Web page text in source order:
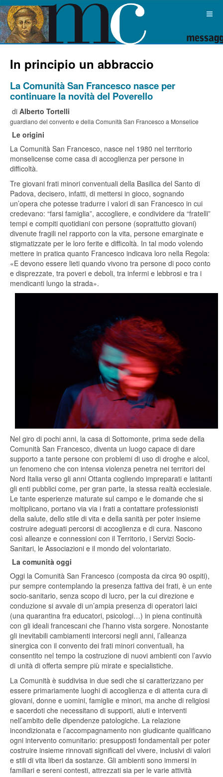
In principio un abbraccio
La Comunità San Francesco nasce per
continuare la novità del Poverello
di Alberto Tortelli
guardiano del convento e della Comunità San Francesco a Monselice
Le origini
La Comunità San Francesco, nasce nel 1980 nel territorio
monselicense come casa di accoglienza per persone in
difficoltà.
Tre giovani frati minori conventuali della Basilica del Santo di
Padova, decisero, infatti, di mettersi in gioco, sognando
un’opera che potesse tradurre i valori di san Francesco in cui
credevano: “farsi famiglia”, accogliere, e condividere da “fratelli”
tempi e compiti quotidiani con persone (soprattutto giovani)
divenute fragili nel rapporto con la vita, persone emarginate e
stigmatizzate per le loro ferite e difficoltà. In tal modo volendo
mettere in pratica quanto Francesco indicava loro nella Regola:
«E devono essere lieti quando vivono tra persone di poco conto
e disprezzate, tra poveri e deboli, tra infermi e lebbrosi e tra i
mendicanti lungo la strada».
Nel giro di pochi anni, la casa di Sottomonte, prima sede della
Comunità San Francesco, diventa un luogo capace di dare
supporto a tante persone con problemi di uso di droghe e alcol,
un fenomeno che con intensa violenza penetra nei territori del
Nord Italia verso gli anni Ottanta cogliendo impreparati e latitanti
gli enti pubblici come, per gran parte, la stessa realtà ecclesiale.
Le tante esperienze maturate sul campo e le domande che si
moltiplicano, portano via via i frati a contattare professionisti
della salute, dello stile di vita e della sanità per poter insieme
costruire adeguati percorsi di accoglienza e di cura. Nascono
così alleanze e connessioni con il Territorio, i Servizi Socio-
Sanitari, le Associazioni e il mondo del volontariato.
La comunità oggi
Oggi la Comunità San Francesco (composta da circa 90 ospiti),
pur sempre contemplando la presenza fattiva dei frati, è un ente
socio-sanitario, senza scopo di lucro, per la cui direzione e
conduzione si avvale di un’ampia presenza di operatori laici
(una quarantina fra educatori, psicologi…) in piena continuità
con gli ideali francescani che l’hanno vista sorgere. Nonostante
gli inevitabili cambiamenti intercorsi negli anni, l’alleanza
sinergica con il convento dei frati minori conventuali, ha
consentito nel tempo la costruzione di nuovi ambienti con l’avvio
di unità di offerta sempre più mirate e specialistiche.
La Comunità è suddivisa in due sedi che si caratterizzano per
essere primariamente luoghi di accoglienza e di attenta cura di
giovani, donne e uomini, famiglie e minori, ma anche di religiosi
e sacerdoti che necessitano di supporti, aiuti e interventi
nell’ambito delle dipendenze patologiche. La relazione
incondizionata e l’accompagnamento non giudicante qualificano
ogni intervento comunitario: presupposti fondamentali per poter
costruire insieme rinnovati significati del vivere, inclusivi di valori
e stili di vita liberi da sostanze. Gli ambienti sono immersi in
familiari e sereni contesti, attrezzati sia per le varie attività